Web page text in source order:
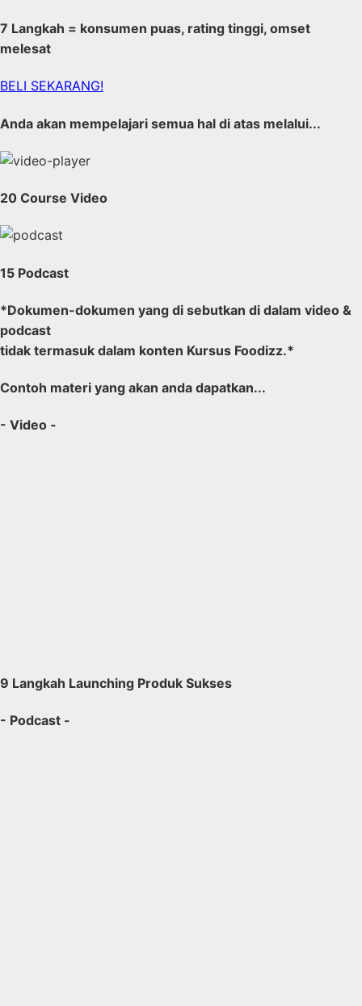
7 Langkah = konsumen puas, rating tinggi, omset
melesat
BELI SEKARANG!
Anda akan mempelajari semua hal di atas melalui...
20 Course Video
15 Podcast
*Dokumen-dokumen yang di sebutkan di dalam video &
podcast
tidak termasuk dalam konten Kursus Foodizz.*
Contoh materi yang akan anda dapatkan...
- Video -
9 Langkah Launching Produk Sukses
- Podcast -